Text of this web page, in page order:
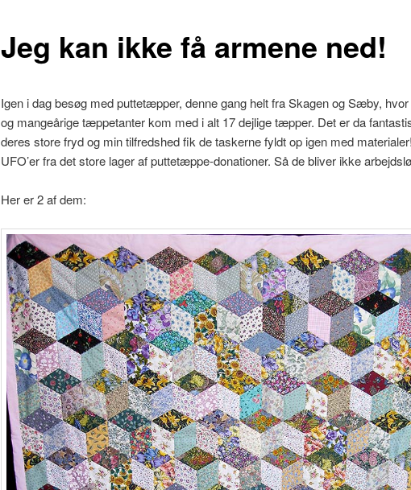
Jeg kan ikke få armene ned!
Igen i dag besøg med puttetæpper, denne gang helt fra Skagen og Sæby,
og mangeårige tæppetanter kom med i alt 17 dejlige tæpper. Det er da
deres store fryd og min tilfredshed fik de taskerne fyldt op igen med
UFO’er fra det store lager af puttetæppe-donationer. Så de bliver ikke
Her er 2 af dem: